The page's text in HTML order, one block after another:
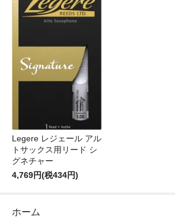
Legere レジェール アル
トサックス用リード シ
グネチャー
4,769円(税434円)
ホーム